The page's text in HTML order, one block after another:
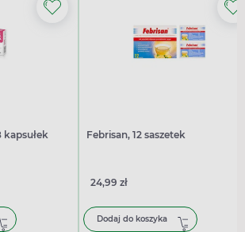
kapsułek Febrisan, 12 saszetek
24,99 zł
Dodaj do koszyka